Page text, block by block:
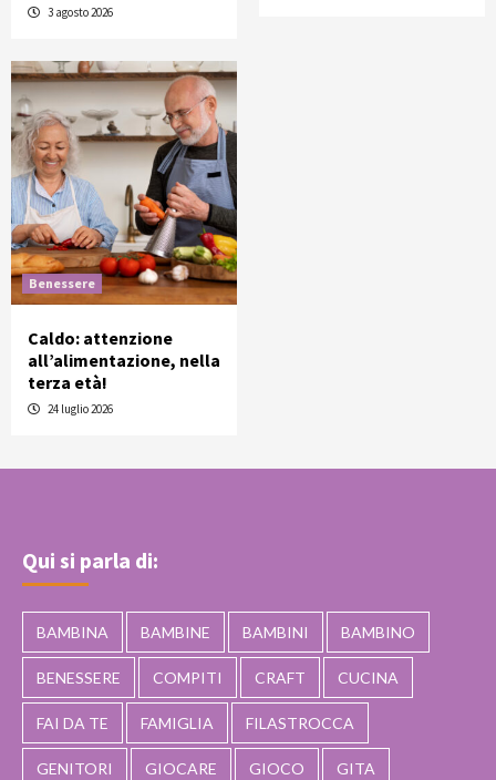
3 agosto 2026
Benessere
Caldo: attenzione
all’alimentazione, nella
terza età!
24 luglio 2026
Qui si parla di:
BAMBINA BAMBINE BAMBINI BAMBINO
BENESSERE COMPITI CRAFT CUCINA
FAI DA TE FAMIGLIA FILASTROCCA
GENITORI GIOCARE GIOCO GITA